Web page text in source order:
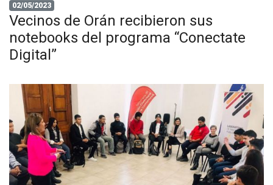
02/05/2023
Vecinos de Orán recibieron sus
notebooks del programa “Conectate
Digital”